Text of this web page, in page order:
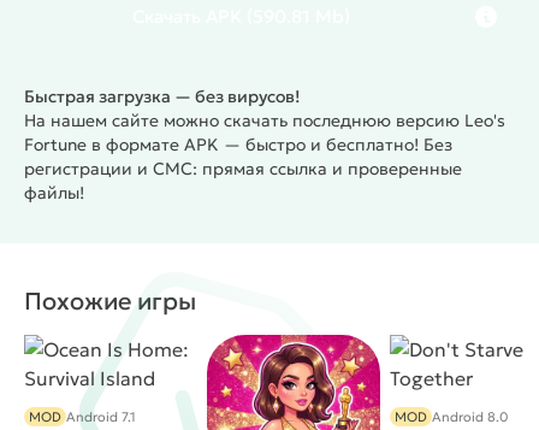
современный без них. Второй вариант дает
возможность комфортно проходить игру на
гаджетах с маленькой диагональю.Leo's Fortune
одна из немногих игр, которая затягивает с
Быстрая загрузка — без вирусов!
На нашем сайте можно скачать последнюю версию Leo's
Fortune в формате APK — быстро и бесплатно! Без
регистрации и СМС: прямая ссылка и проверенные
файлы!
Похожие игры
MOD Android 7.1 MOD Android 8.0